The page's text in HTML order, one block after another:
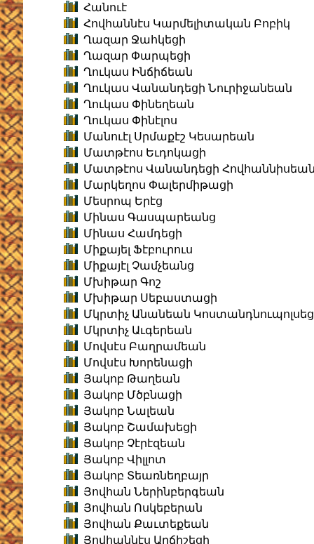
Հանուէ
Հովհաննէս Կարմելիտական Բոբիկ
Ղազար Ջահկեցի
Ղազար Փարպեցի
Ղուկաս Ինճիճեան
Ղուկաս Վանանդեցի Նուրիջանեան
Ղուկաս Փինեղեան
Ղուկաս Փինէլոս
Մանուէլ Սրմաքէշ Կեսարեան
Մատթէոս Եւդոկացի
Մատթէոս Վանանդեցի
Մարկեղոս Փալերմիթացի
Մեսրոպ Երէց
Մինաս Գասպարեանց
Մինաս Համդեցի
Միքայել Ֆէբուրուս
Միքայէլ Չամչեանց
Մխիթար Գոշ
Մխիթար Սեբաստացի
Մկրտիչ Անանեան
Մկրտիչ Աւգերեան
Մովսէս Բաղրամեան
Մովսէս Խորենացի
Յակոբ Թաղեան
Յակոբ Մծբնացի
Յակոբ Նալեան
Յակոբ Շամախեցի
Յակոբ Չէրէզեան
Յակոբ Վիլլոտ
Յակոբ Տեառնեղբայր
Յովհան Ներինբերգեան
Յովհան Ոսկեբերան
Յովհան Քաւտեքեան
Յովհաննէս Արճիշեցի